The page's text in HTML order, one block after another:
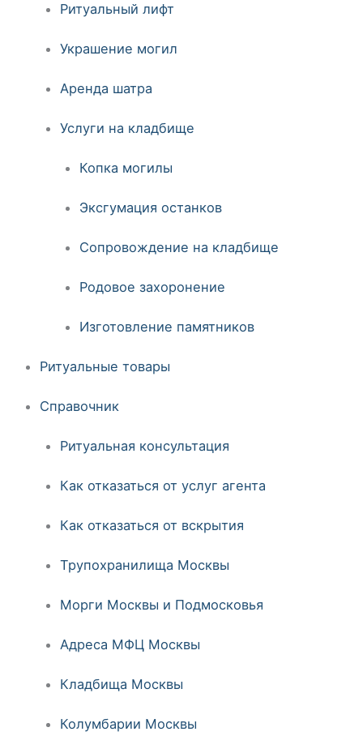
Ритуальный лифт
Украшение могил
Аренда шатра
Услуги на кладбище
Копка могилы
Эксгумация останков
Сопровождение на кладбище
Родовое захоронение
Изготовление памятников
Ритуальные товары
Справочник
Ритуальная консультация
Как отказаться от услуг агента
Как отказаться от вскрытия
Трупохранилища Москвы
Морги Москвы и Подмосковья
Адреса МФЦ Москвы
Кладбища Москвы
Колумбарии Москвы